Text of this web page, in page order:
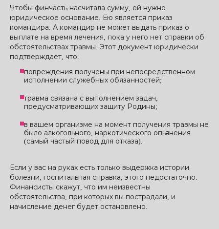
Чтобы финчасть насчитала сумму, ей нужно
юридическое основание. Ею является приказ
командира. А командир не может выдать приказ о
выплате на время лечения, пока у него нет справки об
обстоятельствах травмы. Этот документ юридически
подтверждает, что:
повреждения получены при непосредственном
исполнении служебных обязанностей;
травма связана с выполнением задач,
предусматривающих защиту Родины;
в вашем организме на момент получения травмы не
было алкогольного, наркотического опьянения
(самый частый повод для отказа).
Если у вас на руках есть только выдержка истории
болезни, госпитальная справка, этого недостаточно.
Финансисты скажут, что им неизвестны
обстоятельства, при которых вы пострадали, и
начисление денег будет остановлено.